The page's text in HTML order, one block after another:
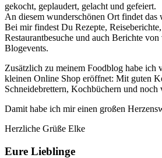
gekocht, geplaudert, gelacht und gefeiert.
An diesem wunderschönen Ort findet das
Bei mir findest Du Rezepte,
Restaurantbesuche und auch Berichte von
Blogevents.
Zusätzlich zu meinem Foodblog habe ich
kleinen Online Shop eröffnet: Mit guten
Schneidebrettern, Kochbüchern und noch
Damit habe ich mir einen großen
Herzliche Grüße Elke
Eure Lieblinge